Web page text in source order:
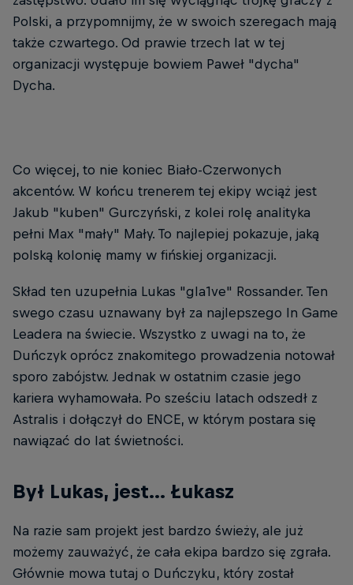
Polski, a przypomnijmy, że w swoich szeregach mają
także czwartego. Od prawie trzech lat w tej
organizacji występuje bowiem Paweł "dycha"
Dycha.
Co więcej, to nie koniec Biało-Czerwonych
akcentów. W końcu trenerem tej ekipy wciąż jest
Jakub "kuben" Gurczyński, z kolei rolę analityka
pełni Max "mały" Mały. To najlepiej pokazuje, jaką
polską kolonię mamy w fińskiej organizacji.
Skład ten uzupełnia Lukas "gla1ve" Rossander. Ten
swego czasu uznawany był za najlepszego In Game
Leadera na świecie. Wszystko z uwagi na to, że
Duńczyk oprócz znakomitego prowadzenia notował
sporo zabójstw. Jednak w ostatnim czasie jego
kariera wyhamowała. Po sześciu latach odszedł z
Astralis i dołączył do ENCE, w którym postara się
nawiązać do lat świetności.
Był Lukas, jest... Łukasz
Na razie sam projekt jest bardzo świeży, ale już
możemy zauważyć, że cała ekipa bardzo się zgrała.
Głównie mowa tutaj o Duńczyku, który został